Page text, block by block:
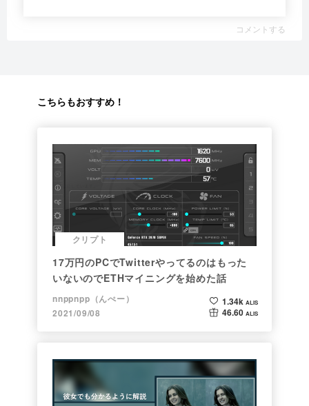
コメントする
こちらもおすすめ！
クリプト
17万円のPCでTwitterやってるのはもった
いないのでETHマイニングを始めた話
nnppnpp（んぺー）
2021/09/08
1.34k ALIS
46.60 ALIS